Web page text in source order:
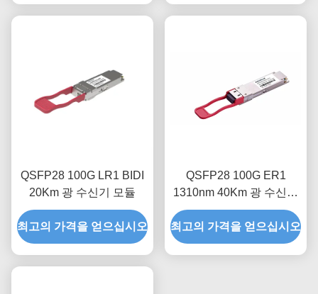
QSFP28 100G LR1 BIDI
20Km 광 수신기 모듈
최고의 가격을 얻으십시오
QSFP28 100G ER1
1310nm 40Km 광 수신기
모듈
최고의 가격을 얻으십시오